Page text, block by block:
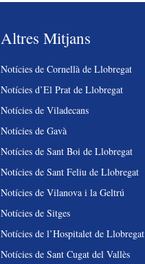
Altres Mitjans
Notícies de Cornellà de Llobregat
Notícies d’El Prat de Llobregat
Notícies de Viladecans
Notícies de Gavà
Notícies de Sant Boi de Llobregat
Notícies de Sant Feliu de Llobregat
Notícies de Vilanova i la Geltrú
Notícies de Sitges
Notícies de l’Hospitalet de Llobregat
Notícies de Sant Cugat del Vallès